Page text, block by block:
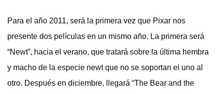
Para el año 2011, será la primera vez que Pixar nos
presente dos películas en un mismo año. La primera será
“Newt”, hacia el verano, que tratará sobre la última hembra
y macho de la especie newt que no se soportan el uno al
otro. Después en diciembre, llegará “The Bear and the